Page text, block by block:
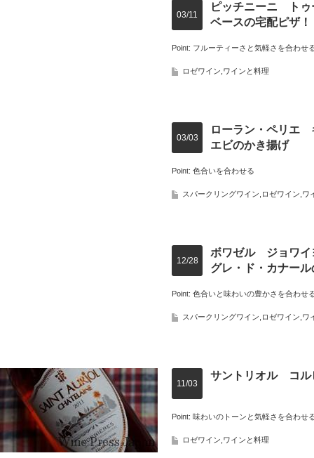
ピッチニーニ ト
ベースの宅配ピザ！
03/11
Point: フルーティーさと気軽さを合わせ
ロゼワイン ワインと料理
ローラン・ペリエ
エビのかき揚げ
03/03
Point: 色合いを合わせる
スパークリングワイン ロゼワイン ワ
ボワゼル ジョワ
グレ・ド・カナール
12/28
Point: 色合いと味わいの豊かさを合わせ
スパークリングワイン ロゼワイン ワ
サントリオル コ
11/03
Point: 味わいのトーンと気軽さを合わせ
ロゼワイン ワインと料理